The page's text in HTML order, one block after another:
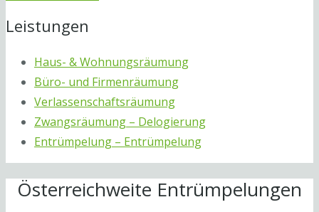
Leistungen
Haus- & Wohnungsräumung
Büro- und Firmenräumung
Verlassenschaftsräumung
Zwangsräumung – Delogierung
Entrümpelung – Entrümpelung
Österreichweite Entrümpelungen